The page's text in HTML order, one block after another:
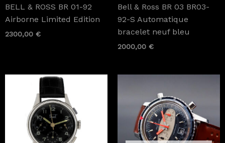
BELL & ROSS BR 01-92
Airborne Limited Edition
2300,00 €
Bell & Ross BR 03 BR03-
92-S Automatique
bracelet neuf bleu
2000,00 €